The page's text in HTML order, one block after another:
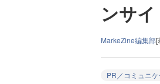
ンサ
MarkeZine編集部[
PR／コミュニ